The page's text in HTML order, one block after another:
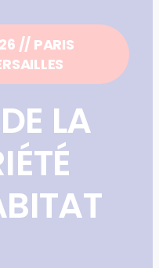
// PARIS
LA